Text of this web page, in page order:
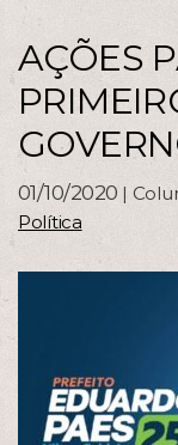
AÇÕES
01/10/2020 |
Política